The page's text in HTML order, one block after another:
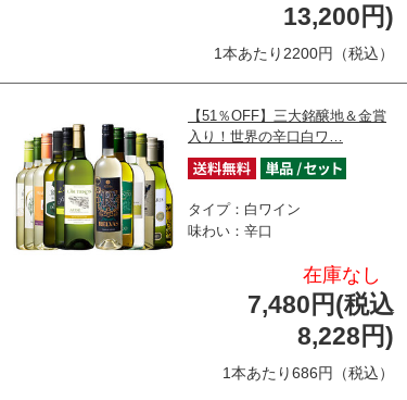
13,200円)
1本あたり2200円（税込）
【51％OFF】三大銘醸地＆金賞
入り！世界の辛口白ワ…
タイプ：白ワイン
味わい：辛口
在庫なし
7,480円(税込
8,228円)
1本あたり686円（税込）